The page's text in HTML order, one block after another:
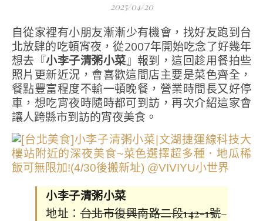
2025/04/20
自從家裡有小朋友漸漸少有機會，找好友跑到台
北放肆的吃頓宵夜，從2007年開始吃念了好幾年
想去『小李子清粥小菜』報到，這回趁用餐拍些
照片更新近況，會喜歡這間店主要是菜色齊全，
餐點豐富程度不輸一頓晚餐，營業時間長又好停
車，想吃宵夜時隨時都可到訪，再次介紹這家會
讓人跨縣市到訪的宵夜美食。
小李子清粥小菜
地址：台北市復興南路二段142-1號–